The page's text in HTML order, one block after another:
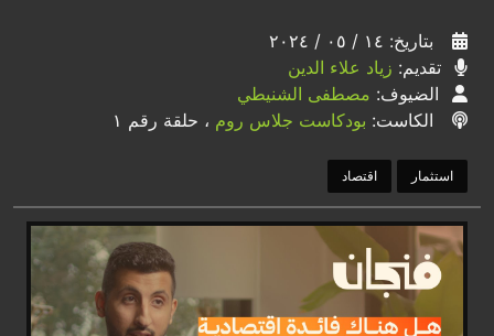
بتاريخ: ١٤ / ٠٥ / ٢٠٢٤
تقديم: زياد علاء الدين
الضيوف: مصطفى الشنيطي
الكاست: بودكاست جلاس روم ، حلقة رقم ١
استثمار اقتصاد